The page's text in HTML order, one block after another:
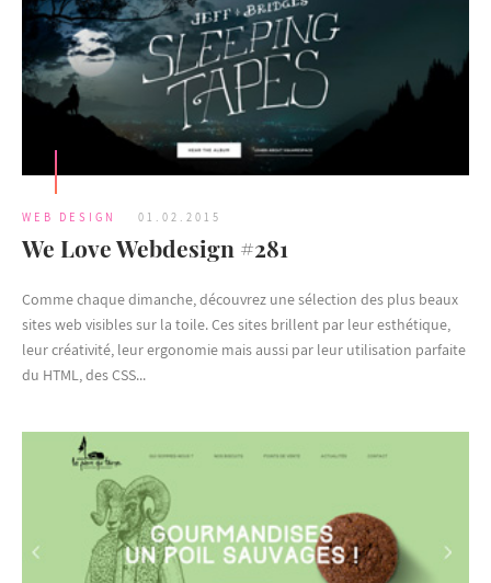
WEB DESIGN 01.02.2015
We Love Webdesign #281
Comme chaque dimanche, découvrez une sélection des plus beaux
sites web visibles sur la toile. Ces sites brillent par leur esthétique,
leur créativité, leur ergonomie mais aussi par leur utilisation parfaite
du HTML, des CSS...